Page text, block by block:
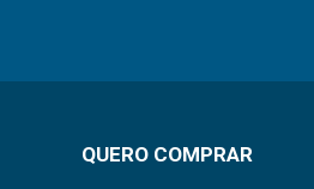
QUERO COMPRAR